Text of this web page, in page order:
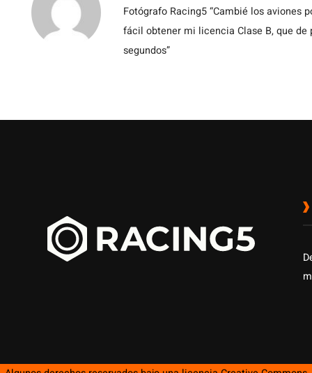
Fotógrafo Racing5 “Cambié los aviones
fácil obtener mi licencia Clase B, que
segundos”